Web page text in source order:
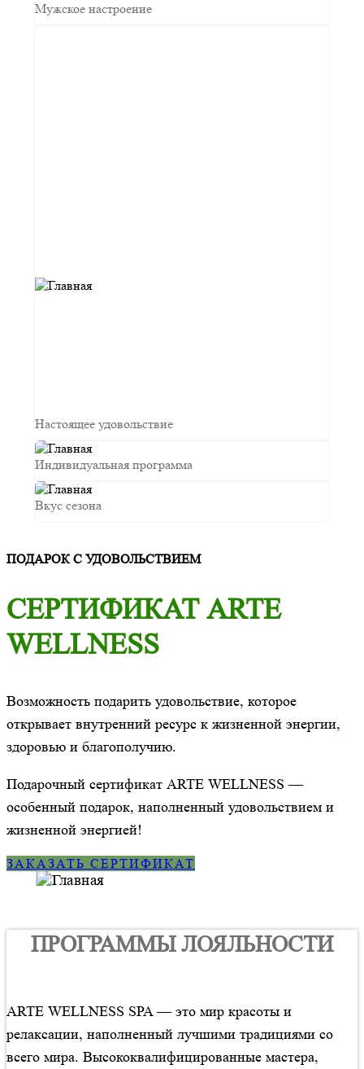
Мужское настроение
Настоящее удовольствие
Индивидуальная программа
Вкус сезона
ПОДАРОК С УДОВОЛЬСТВИЕМ
СЕРТИФИКАТ ARTE
WELLNESS
Возможность подарить удовольствие, которое
открывает внутренний ресурс к жизненной энергии,
здоровью и благополучию.
Подарочный сертификат ARTE WELLNESS —
особенный подарок, наполненный удовольствием и
жизненной энергией!
ЗАКАЗАТЬ СЕРТИФИКАТ
ПРОГРАММЫ ЛОЯЛЬНОСТИ
ARTE WELLNESS SPA — это мир красоты и
релаксации, наполненный лучшими традициями со
всего мира. Высококвалифицированные мастера,